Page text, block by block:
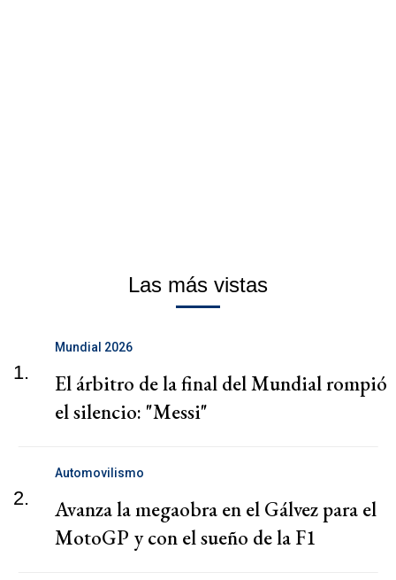
Las más vistas
1.
Mundial 2026
El árbitro de la final del Mundial rompió
el silencio: "Messi"
2.
Automovilismo
Avanza la megaobra en el Gálvez para el
MotoGP y con el sueño de la F1